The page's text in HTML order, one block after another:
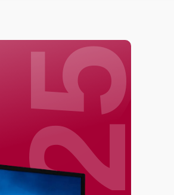
25%